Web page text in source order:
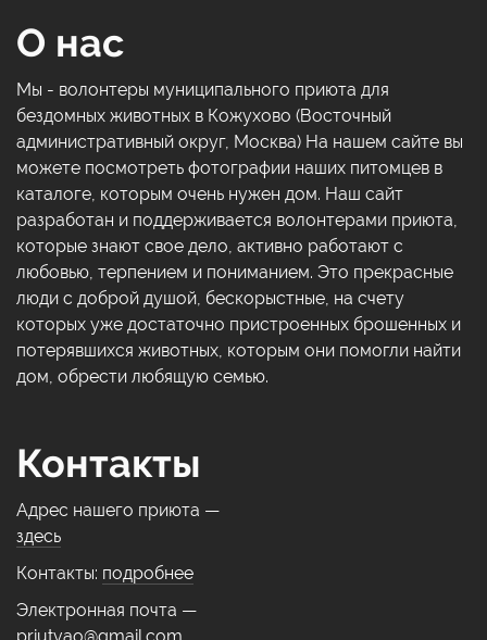
О нас
Мы - волонтеры муниципального приюта для
бездомных животных в Кожухово (Восточный
административный округ, Москва) На нашем сайте вы
можете посмотреть фотографии наших питомцев в
каталоге, которым очень нужен дом. Наш сайт
разработан и поддерживается волонтерами приюта,
которые знают свое дело, активно работают с
любовью, терпением и пониманием. Это прекрасные
люди с доброй душой, бескорыстные, на счету
которых уже достаточно пристроенных брошенных и
потерявшихся животных, которым они помогли найти
дом, обрести любящую семью.
Контакты
Адрес нашего приюта —
здесь
Контакты: подробнее
Электронная почта —